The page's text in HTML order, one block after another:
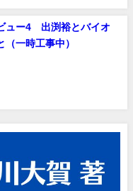
ュー4 出渕裕とバイオ
（一時工事中）